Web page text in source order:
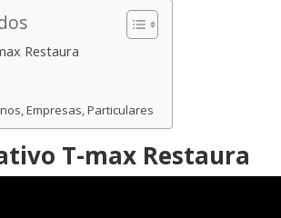
Restaura
Empresas, Particulares
T-max Restaura